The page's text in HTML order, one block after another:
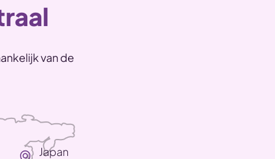
van de
Japan